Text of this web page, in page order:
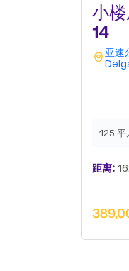
小
14
亚速
125 平
距离: